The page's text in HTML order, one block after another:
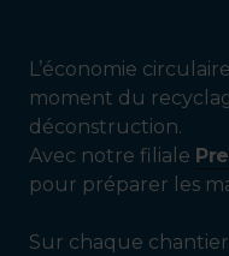
L’économie
moment du
déconstruction.
Avec notre filiale
pour préparer les
Sur chaque